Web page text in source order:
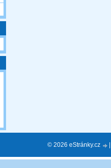
© 2026 eStránky.cz